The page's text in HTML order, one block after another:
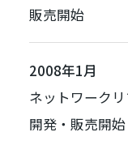
販売開始
2008年1月
ネットワーク
開発・販売開始